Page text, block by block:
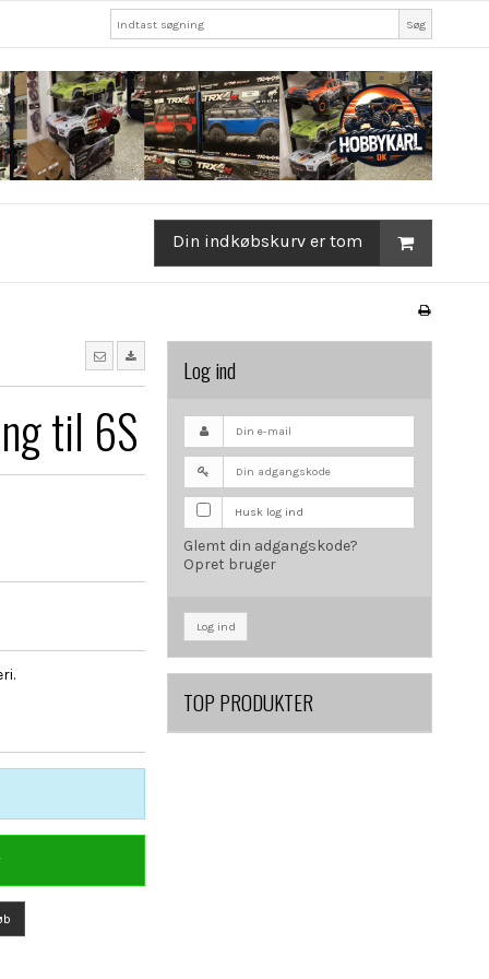
Søg
Din indkøbskurv er tom
til 6S
Log ind
Husk log ind
Glemt din adgangskode?
Opret bruger
Log ind
TOP PRODUKTER